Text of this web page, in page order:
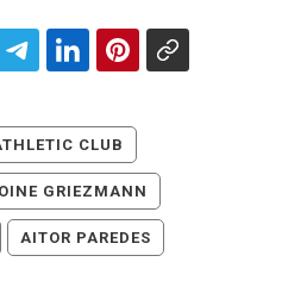
CLUB
GRIEZMANN
AITOR PAREDES